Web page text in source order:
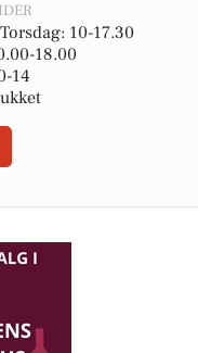
10-17.30
18.00
14